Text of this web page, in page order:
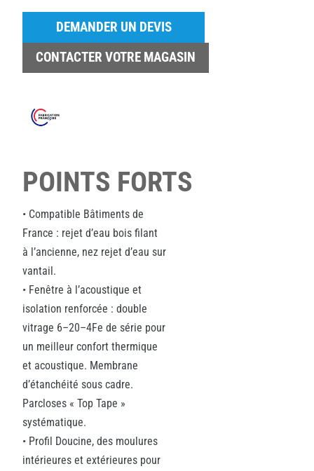
DEMANDER UN DEVIS
CONTACTER VOTRE MAGASIN
POINTS FORTS
• Compatible Bâtiments de
France : rejet d’eau bois filant
à l’ancienne, nez rejet d’eau sur
vantail.
• Fenêtre à l’acoustique et
isolation renforcée : double
vitrage 6–20–4Fe de série pour
un meilleur confort thermique
et acoustique. Membrane
d’étanchéité sous cadre.
Parcloses « Top Tape »
systématique.
• Profil Doucine, des moulures
intérieures et extérieures pour